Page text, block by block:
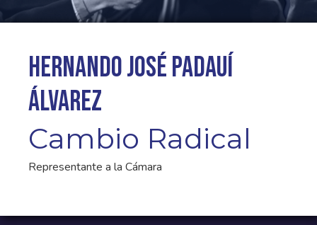
Hernando José Padauí
Álvarez
Cambio Radical
Representante a la Cámara